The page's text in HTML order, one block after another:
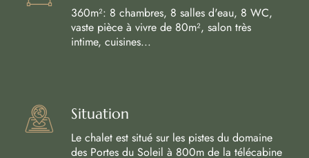
360m²: 8 chambres, 8 salles d'eau, 8 WC,
vaste pièce à vivre de 80m², salon très
intime, cuisines...
Situation
Le chalet est situé sur les pistes du domaine
des Portes du Soleil à 800m de la télécabine